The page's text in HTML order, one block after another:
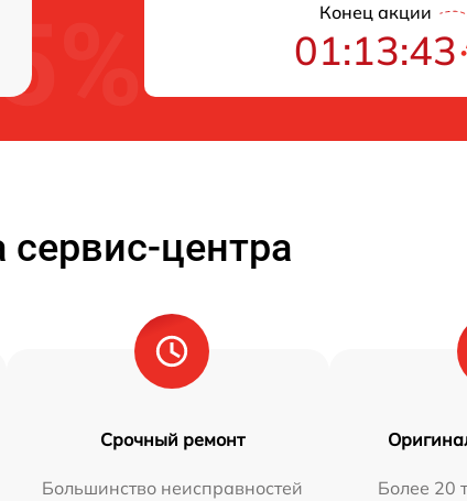
Конец акции
01:13:42
центра
Срочный ремонт
Большинство неисправностей
Более 20